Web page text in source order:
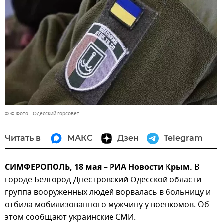
© © Фото : Одесский горсовет
Читать в МАКС Дзен Telegram
СИМФЕРОПОЛЬ, 18 мая – РИА Новости Крым. В
городе Белгород-Днестровский Одесской области
группа вооруженных людей ворвалась в больницу и
отбила мобилизованного мужчину у военкомов. Об
этом сообщают украинские СМИ.